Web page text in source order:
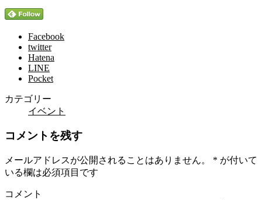
Facebook
twitter
Hatena
LINE
Pocket
カテゴリー
イベント
コメントを残す
メールアドレスが公開されることはありません。 * が付いて
いる欄は必須項目です
コメント